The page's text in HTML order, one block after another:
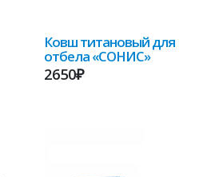
Ковш титановый для
отбела «СОНИС»
2650₽